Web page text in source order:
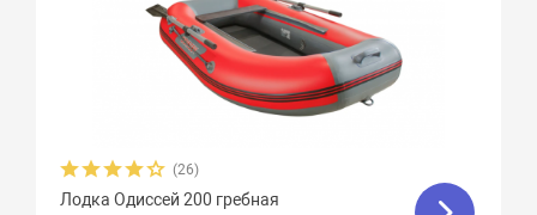
(26)
Лодка Одиссей 200 гребная